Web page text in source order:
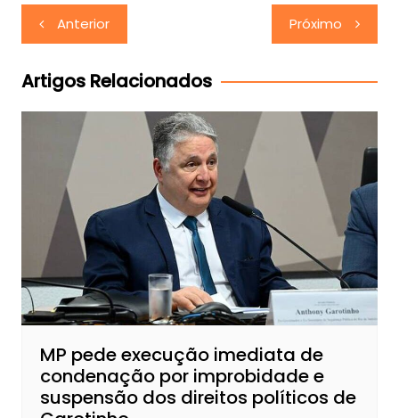
Navegação
de
Post
Anterior Próximo
Artigos Relacionados
MP pede execução imediata de
condenação por improbidade e
suspensão dos direitos políticos de